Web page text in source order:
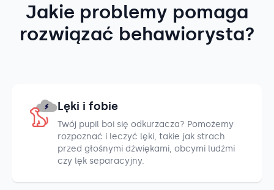
Jakie problemy pomaga
rozwiązać behawiorysta?
Lęki i fobie
Twój pupil boi się odkurzacza? Pomożemy
rozpoznać i leczyć lęki, takie jak strach
przed głośnymi dźwiękami, obcymi ludźmi
czy lęk separacyjny.